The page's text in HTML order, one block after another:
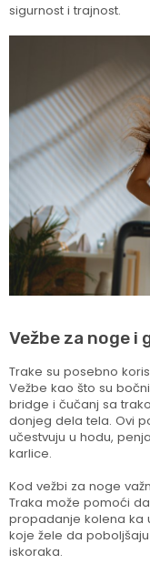
sigurnost i trajnost.
Vežbe za noge i
Trake su posebno
Vežbe kao što su
bridge i čučanj sa
donjeg dela tela. Ovi
učestvuju u hodu,
karlice.
Kod vežbi za noge
Traka može pomoći
propadanje kolena ka
koje žele da
iskoraka.